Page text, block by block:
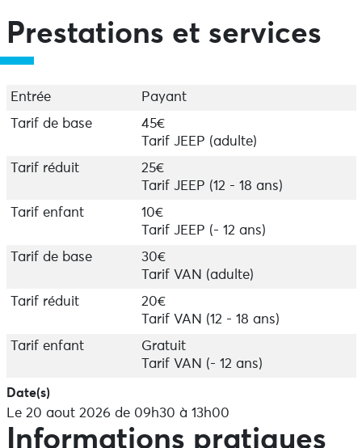
À partager sans modération.
Prestations et services
Entrée
Payant
Tarif de base
45€
Tarif JEEP (adulte)
Tarif réduit
25€
Tarif JEEP (12 - 18 ans)
Tarif enfant
10€
Tarif JEEP (- 12 ans)
Tarif de base
30€
Tarif VAN (adulte)
Tarif réduit
20€
Tarif VAN (12 - 18 ans)
Tarif enfant
Gratuit
Tarif VAN (- 12 ans)
Date(s)
Le 20 aout 2026 de 09h30 à 13h00
Informations pratiques